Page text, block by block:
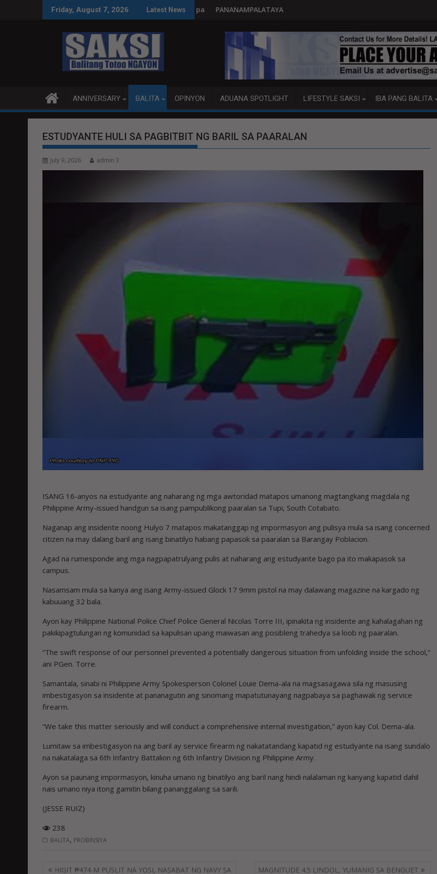
Friday, August 7, 2026 Latest News
tamang paggastos susi sa pag-unladPANANAMPALATAYA
ANNIVERSARY BALITA OPINYON ADUANA SPOTLIGHT LIFESTYLE SAKSI IBA PANG BALITA
ESTUDYANTE HULI SA PAGBITBIT NG BARIL SA PAARALAN
July 9, 2026 admin 3
ISANG 16-anyos na estudyante ang naharang ng mga awtoridad matapos umanong magtangkang magdala ng
Philippine Army-issued handgun sa isang pampublikong paaralan sa Tupi, South Cotabato.
Naganap ang insidente noong Hulyo 7 matapos makatanggap ng impormasyon ang pulisya mula sa isang concerned
citizen na may dalang baril ang isang binatilyo habang papasok sa paaralan sa Barangay Poblacion.
Agad na rumesponde ang mga nagpapatrulyang pulis at naharang ang estudyante bago pa ito makapasok sa
campus.
Nasamsam mula sa kanya ang isang Army-issued Glock 17 9mm pistol na may dalawang magazine na kargado ng
kabuuang 32 bala.
Ayon kay Philippine National Police Chief Police General Nicolas Torre III, ipinakita ng insidente ang kahalagahan ng
pakikipagtulungan ng komunidad sa kapulisan upang maiwasan ang posibleng trahedya sa loob ng paaralan.
“The swift response of our personnel prevented a potentially dangerous situation from unfolding inside the school,”
ani PGen. Torre.
Samantala, sinabi ni Philippine Army Spokesperson Colonel Louie Dema-ala na magsasagawa sila ng masusing
imbestigasyon sa insidente at pananagutin ang sinomang mapatutunayang nagpabaya sa paghawak ng service
firearm.
“We take this matter seriously and will conduct a comprehensive internal investigation,” ayon kay Col. Dema-ala.
Lumitaw sa imbestigasyon na ang baril ay service firearm ng nakatatandang kapatid ng estudyante na isang sundalo
na nakatalaga sa 6th Infantry Battalion ng 6th Infantry Division ng Philippine Army.
Ayon sa paunang impormasyon, kinuha umano ng binatilyo ang baril nang hindi nalalaman ng kanyang kapatid dahil
nais umano niya itong gamitin bilang pananggalang sa sarili.
(JESSE RUIZ)
238
BALITA, PROBINSIYA
Post
HIGIT ₱474-M PUSLIT NA YOSI, NASABAT NG NAVY SA
MAGNITUDE 4.5 LINDOL, YUMANIG SA BENGUET